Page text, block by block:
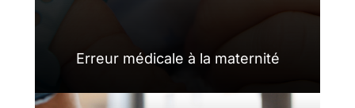
Erreur médicale à la maternité